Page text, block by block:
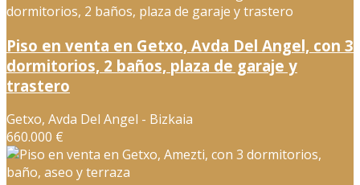
Piso en venta en Getxo, Avda Del Angel, con 3
dormitorios, 2 baños, plaza de garaje y
trastero
Getxo, Avda Del Angel - Bizkaia
660.000 €